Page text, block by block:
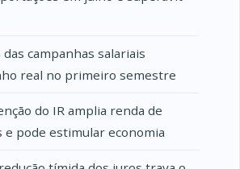
das campanhas salariais
real no primeiro semestre
do IR amplia renda de
pode estimular economia